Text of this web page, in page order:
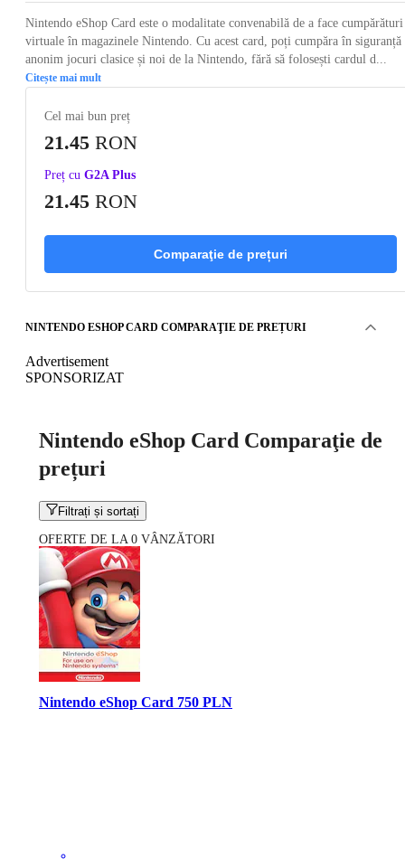
Nintendo eShop Card este o modalitate convenabilă de a face cumpărături
virtuale în magazinele Nintendo. Cu acest card, poți cumpăra în siguranță
anonim jocuri clasice și noi de la Nintendo, fără să folosești cardul d...
Citește mai mult
Cel mai bun preț
21.45 RON
Preț cu G2A Plus
21.45 RON
Comparaţie de prețuri
NINTENDO ESHOP CARD COMPARAŢIE DE PREȚURI
Advertisement
SPONSORIZAT
Nintendo eShop Card Comparaţie de
prețuri
Filtrați și sortați
OFERTE DE LA 0 VÂNZĂTORI
Nintendo eShop Card 750 PLN